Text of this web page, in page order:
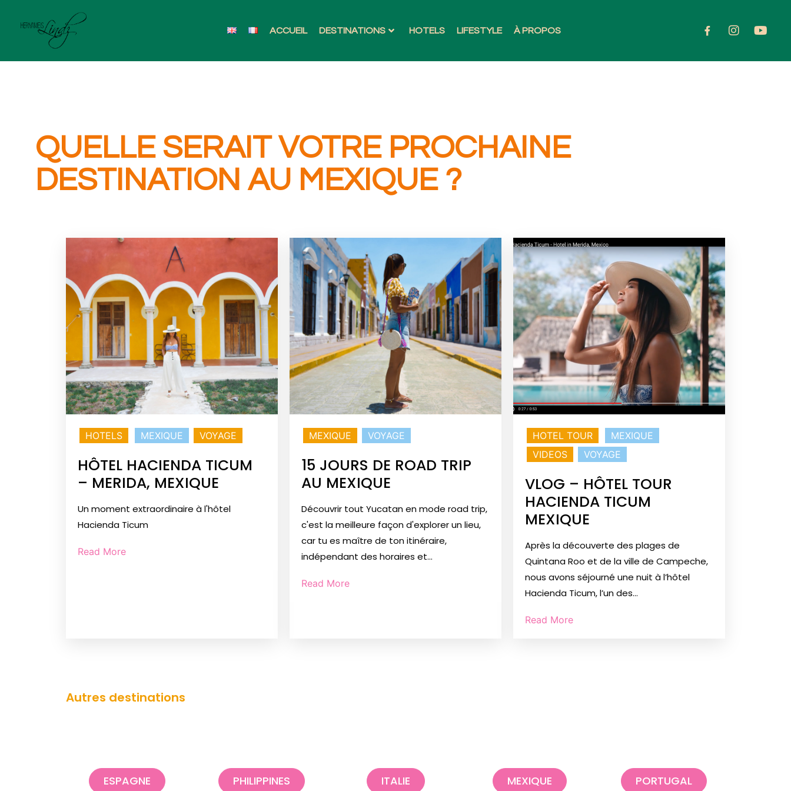
ACCUEIL DESTINATIONS HOTELS LIFESTYLE À PROPOS
QUELLE SERAIT VOTRE PROCHAINE
DESTINATION AU MEXIQUE ?
HOTELS MEXIQUE VOYAGE
HÔTEL HACIENDA TICUM
– MERIDA, MEXIQUE
Un moment extraordinaire à l'hôtel
Hacienda Ticum
Read More
MEXIQUE VOYAGE
15 JOURS DE ROAD TRIP
AU MEXIQUE
Découvrir tout Yucatan en mode road trip,
c'est la meilleure façon d'explorer un lieu,
car tu es maître de ton itinéraire,
indépendant des horaires et...
Read More
HOTEL TOUR
MEXIQUE
VIDEOS
VOYAGE
VLOG – HÔTEL TOUR
HACIENDA TICUM
MEXIQUE
Après la découverte des plages de
Quintana Roo et de la ville de Campeche,
nous avons séjourné une nuit à l’hôtel
Hacienda Ticum, l’un des...
Read More
Autres destinations
ESPAGNE PHILIPPINES ITALIE MEXIQUE PORTUGAL